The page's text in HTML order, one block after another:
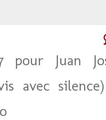
pour Juan
avec